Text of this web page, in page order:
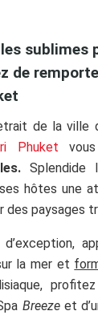
sublimes
de
de la ville
Phuket
Splendide
hôtes une
paysages
la mer et
Breezeet